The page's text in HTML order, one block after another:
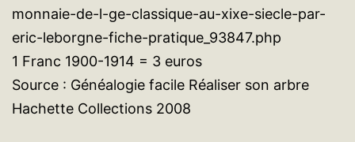
monnaie-de-l-ge-classique-au-xixe-siecle-par-
eric-leborgne-fiche-pratique_93847.php
1 Franc 1900-1914 = 3 euros
Source : Généalogie facile Réaliser son arbre
Hachette Collections 2008